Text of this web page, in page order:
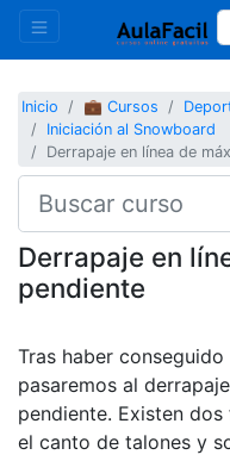
Inicio 💼 Cursos
Iniciación al Snowboard
Derrapaje en línea de
Derrapaje en
pendiente
Tras haber
pasaremos al
pendiente. Existen
el canto de talones y